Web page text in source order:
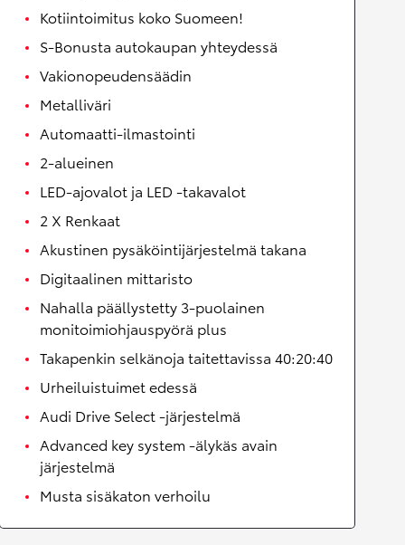
Kotiintoimitus koko Suomeen!
S-Bonusta autokaupan yhteydessä
Vakionopeudensäädin
Metalliväri
Automaatti-ilmastointi
2-alueinen
LED-ajovalot ja LED -takavalot
2 X Renkaat
Akustinen pysäköintijärjestelmä takana
Digitaalinen mittaristo
Nahalla päällystetty 3-puolainen
monitoimiohjauspyörä plus
Takapenkin selkänoja taitettavissa 40:20:40
Urheiluistuimet edessä
Audi Drive Select -järjestelmä
Advanced key system -älykäs avain
järjestelmä
Musta sisäkaton verhoilu